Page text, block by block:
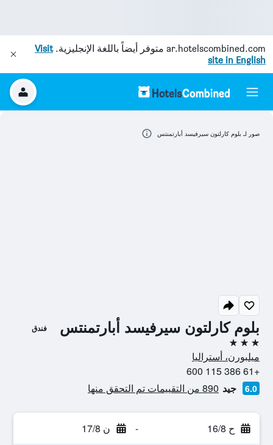
ar.hotelscombined.com متوفر أيضاً باللغة الإنجليزية.Visit
site in English
بلوم كارلتون سيرفيسد أبارتمنتس فندق
3 نجوم
ميلبورن، أستراليا
+61 386 115 600
6.0 جيد 890 من التقييمات تم التحقق منها
ح 16/8 - ن 17/8
صور لـ بلوم كارلتون سيرفيسد أبارتمنتس